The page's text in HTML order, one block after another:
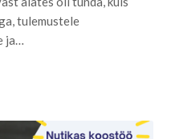
tulemustele
ja…